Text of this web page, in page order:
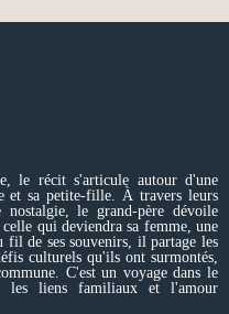
le récit s'articule autour d'une
et sa petite-fille. À travers leurs
nostalgie, le grand-père dévoile
qui deviendra sa femme, une
fil de ses souvenirs, il partage les
culturels qu'ils ont surmontés,
C'est un voyage dans le
les liens familiaux et l'amour